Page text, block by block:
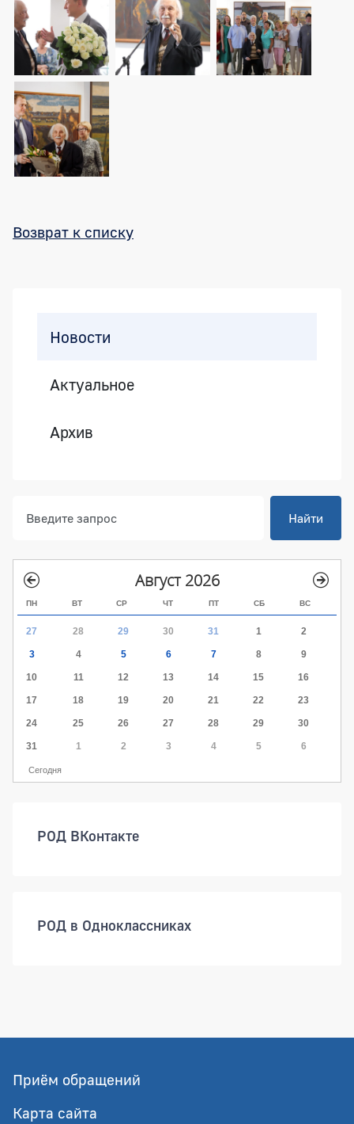
Возврат к списку
Новости
Актуальное
Архив
Найти
Август 2026
ПН ВТ СР ЧТ ПТ СБ ВС
27 28 29 30 31 1 2
3 4 5 6 7 8 9
10 11 12 13 14 15 16
17 18 19 20 21 22 23
24 25 26 27 28 29 30
31 1 2 3 4 5 6
Сегодня
РОД ВКонтакте
РОД в Одноклассниках
Приём обращений
Карта сайта